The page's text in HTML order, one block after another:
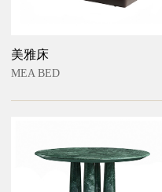
美雅床
MEA BED